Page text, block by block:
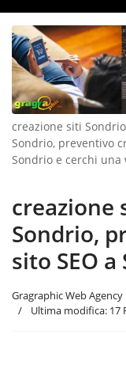
creazione siti
Sondrio, preventivo
Sondrio e cerchi una
creazione
Sondrio,
sito SEO
Gragraphic Web Agency
Ultima modifica: 17